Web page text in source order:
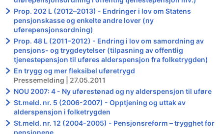
Prop. 202 L (2012–2013) - Endringer i lov om Statens
pensjonskasse og enkelte andre lover (ny
uførepensjonsordning)
Prop. 48 L (2011–2012) - Endring i lov om samordning av
pensjons- og trygdeytelser (tilpasning av offentlig
tjenestepensjon til uføres alderspensjon fra folketrygden)
En trygg og mer fleksibel uføretrygd
Pressemelding | 27.05.2011
NOU 2007: 4 - Ny uførestønad og ny alderspensjon til uføre
St.meld. nr. 5 (2006-2007) - Opptjening og uttak av
alderspensjon i folketrygden
St.meld. nr. 12 (2004-2005) - Pensjonsreform – trygghet for
pensjonene